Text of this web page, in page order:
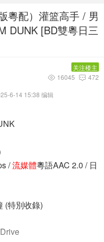
粵配）灌篮高手 / 男
DUNK [BD雙粵日三
关注楼主
 472
 16045
6-14 15:38 编辑
/流媒體粵語AAC 2.0 / 日
(特別收錄)